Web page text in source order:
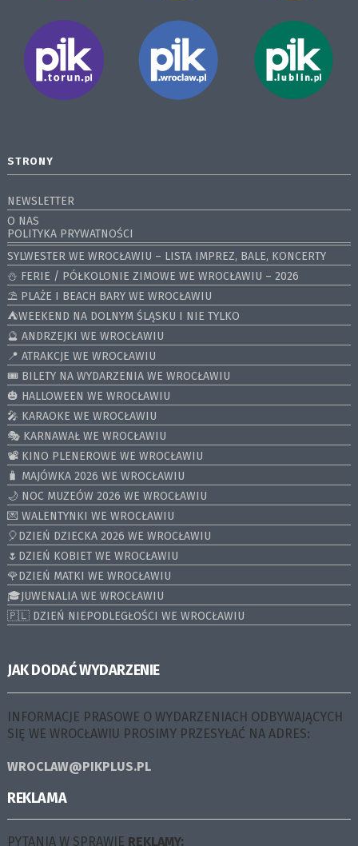
STRONY
NEWSLETTER
O NAS
POLITYKA PRYWATNOŚCI
SYLWESTER WE WROCŁAWIU – LISTA IMPREZ, BALE, KONCERTY
⛄️ FERIE / PÓŁKOLONIE ZIMOWE WE WROCŁAWIU – 2026
⛱️ PLAŻE I BEACH BARY WE WROCŁAWIU
⛺️WEEKEND NA DOLNYM ŚLĄSKU I NIE TYLKO
🔮 ANDRZEJKI WE WROCŁAWIU
📍 ATRAKCJE WE WROCŁAWIU
🎟️ BILETY NA WYDARZENIA WE WROCŁAWIU
🎃 HALLOWEEN WE WROCŁAWIU
🎤 KARAOKE WE WROCŁAWIU
🎭 KARNAWAŁ WE WROCŁAWIU
📽️ KINO PLENEROWE WE WROCŁAWIU
🧳 MAJÓWKA 2026 WE WROCŁAWIU
🌙 NOC MUZEÓW 2026 WE WROCŁAWIU
💌 WALENTYNKI WE WROCŁAWIU
🎈DZIEŃ DZIECKA 2026 WE WROCŁAWIU
🌷DZIEŃ KOBIET WE WROCŁAWIU
🌹DZIEŃ MATKI WE WROCŁAWIU
🎓JUWENALIA WE WROCŁAWIU
🇵🇱 DZIEŃ NIEPODLEGŁOŚCI WE WROCŁAWIU
JAK DODAĆ WYDARZENIE
INFORMACJE PRASOWE O WYDARZENIACH ODBYWAJĄCYCH
SIĘ WE WROCŁAWIU PROSIMY PRZESYŁAĆ NA ADRES:
WROCLAW@PIKPLUS.PL
REKLAMA
PYTANIA W SPRAWIE REKLAMY: